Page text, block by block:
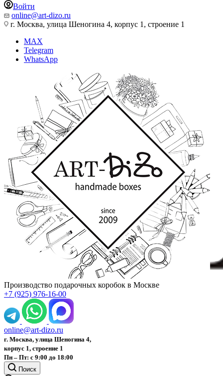
Войти
online@art-dizo.ru
г. Москва, улица Шеногина 4, корпус 1, строение 1
MAX
Telegram
WhatsApp
Производство подарочных коробок в Москве
+7 (925) 976-16-00
online@art-dizo.ru
г. Москва, улица Шеногина 4,
корпус 1, строение 1
Пн – Пт: с 9:00 до 18:00
Поиск